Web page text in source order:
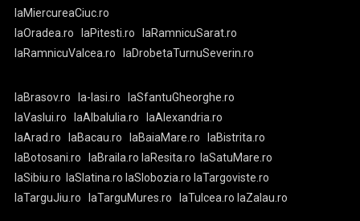
laMiercureaCiuc.ro
laOradea.ro
laPitesti.ro
laRamnicuSarat.ro
laRamnicuValcea.ro
laDrobetaTurnuSeverin.ro
laBrasov.ro la-Iasi.ro
laSfantuGheorghe.ro
laVaslui.ro
laAlbaIulia.ro
laAlexandria.ro
laArad.ro
laBacau.ro laBaiaMare.ro
laBistrita.ro
laBotosani.ro
laBraila.ro laResita.ro
laSatuMare.ro
laSibiu.ro
laSlatina.ro laSlobozia.ro laTargoviste.ro
laTarguJiu.ro
laTarguMures.ro laTulcea.ro laZalau.ro